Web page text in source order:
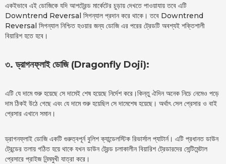
একইভাবে এই ডোজিকে যদি আপট্রেন্ড মার্কেটের চুড়ায় দেখতে পাওয়াযায় তবে এটি
Downtrend Reversal সিগন্যাল প্রদান করে থাকে। তবে Downtrend
Reversal সিগন্যাল নিশ্চিত হওয়ার জন্য ডোজি এর পরের ট্রেডটি অবশ্যই শক্তিশালী
বিয়ারিশ হতে হবে।
৩. ড্রাগনফ্লাই ডোজি (Dragonfly Doji):
এটি যে দামে শুরু হয়েছে সে দামেই শেষ হয়েছে নির্দেশ করে।কিন্তু ঐদিন অনেক নিচে নেমেও পড়ে
দাম ঠিকই উঠে গেছে এবং যে দামে শুরু হয়েছিল সে দামেশেষ হয়েছে। অর্থাৎ সেল প্রেসার ও বাই
প্রেসার এখানে সমান।
ড্রাগনফ্লাই ডোজি একটি গুরুত্বপূর্ন বুলিশ ক্যান্ডেলস্টিক রিভার্সাল প্যাটার্ন। এটি প্রধানত ডাউন
ট্রেন্ডের তলায় গঠিত হয়ে থাকে যখন ডাউন ট্রেন্ড চলাকালীন বিয়ারিশ ট্রেডারদের সেন্টিমেন্টাল
প্রেসারে প্রাইজ নিন্মমুখী যাত্রা করে।